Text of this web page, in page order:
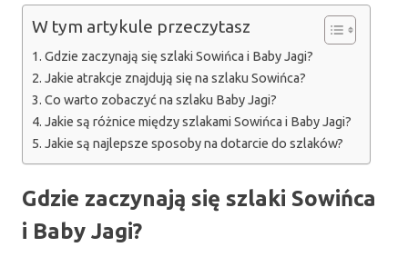
W tym artykule przeczytasz
Gdzie zaczynają się szlaki Sowińca i Baby Jagi?
Jakie atrakcje znajdują się na szlaku Sowińca?
Co warto zobaczyć na szlaku Baby Jagi?
Jakie są różnice między szlakami Sowińca i Baby Jagi?
Jakie są najlepsze sposoby na dotarcie do szlaków?
Gdzie zaczynają się szlaki Sowińca
i Baby Jagi?